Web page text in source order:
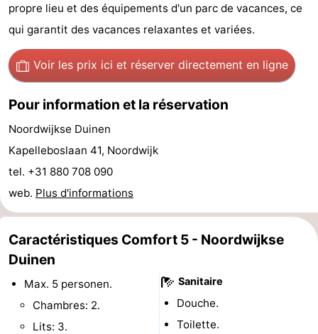
golf
Peche
Sportive
Equitation
Boire
et
Événements
Forum
-
Stationnement
Adresses
Médicales
Région
Hollande-
propre lieu et des équipements d'un parc de vacances, ce
qui garantit des vacances relaxantes et variées.
Voir les prix ici et réserver directement en ligne
Pour information et la réservation
Noordwijkse Duinen
Kapelleboslaan 41, Noordwijk
tel. +31 880 708 090
web. Plus d'informations
Caractéristiques Comfort 5 - Noordwijkse
Duinen
Max. 5 personen.
Chambres: 2.
Lits: 3.
Sanitaire
Douche.
Toilette.